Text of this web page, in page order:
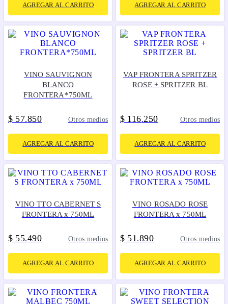
AGREGAR AL CARRITO AGREGAR AL CARRITO
VINO SAUVIGNON
BLANCO
FRONTERA*750ML
$ 57.850 Otros medios
AGREGAR AL CARRITO
VAP FRONTERA SPRITZER
ROSE + SPRITZER BL
$ 116.250 Otros medios
AGREGAR AL CARRITO
VINO TTO CABERNET S
FRONTERA x 750ML
$ 55.490 Otros medios
AGREGAR AL CARRITO
VINO ROSADO ROSE
FRONTERA x 750ML
$ 51 .890 Otros medios
AGREGAR AL CARRITO